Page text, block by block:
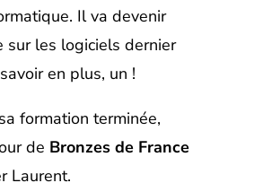
Il va devenir
sur les logiciels dernier
en plus, un !
formation terminée,
de Bronzes de France
Laurent.